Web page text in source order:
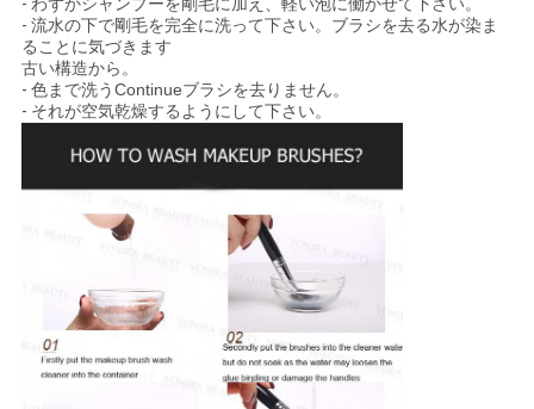
- 流水の下で剛毛を完全に洗って下さい。ブラシを去る水が染ま
ることに気づきます
古い構造から。
- 色まで洗うContinueブラシを去りません。
- それが空気乾燥するようにして下さい。